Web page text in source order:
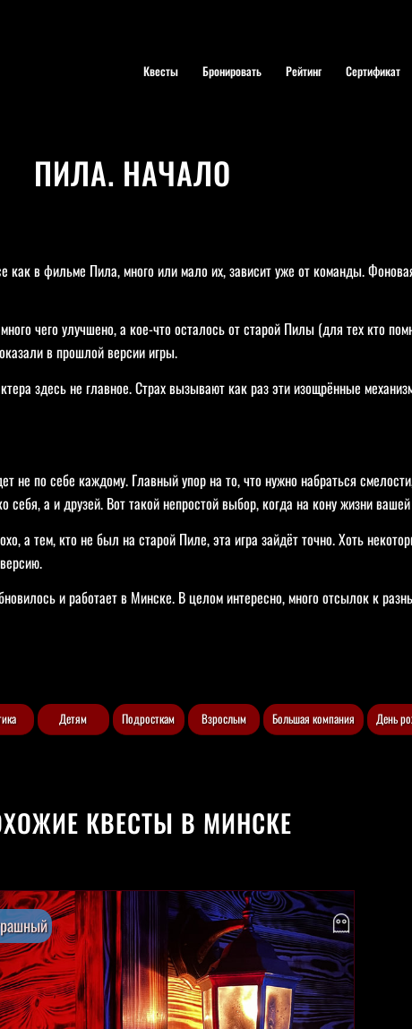
Квесты Бронировать Рейтинг Сертификат
ПИЛА. НАЧАЛО
в фильме Пила, много или мало их, зависит уже от команды.
чего улучшено, а кое-что осталось от старой Пилы (для тех кто
в прошлой версии игры.
здесь не главное. Страх вызывают как раз эти изощрённые
не по себе каждому. Главный упор на то, что нужно набраться
а и друзей. Вот такой непростой выбор, когда на кону жизни
а тем, кто не был на старой Пиле, эта игра зайдёт точно. Хоть
и работает в Минске. В целом интересно, много отсылок к
Детям Подросткам Взрослым Большая компания День
КВЕСТЫ В МИНСКЕ